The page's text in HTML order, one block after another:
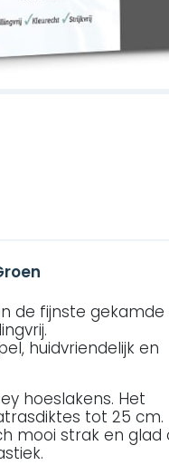
de fijnste gekamde
huidvriendelijk en
hoeslakens. Het
tot 25 cm.
mooi strak en glad